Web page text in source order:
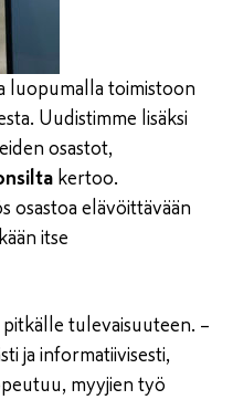
luopumalla toimistoon
Uudistimme lisäksi
osastot,
kertoo.
osastoa elävöittävään
itse
tulevaisuuteen. –
ja informatiivisesti,
myyjien työ